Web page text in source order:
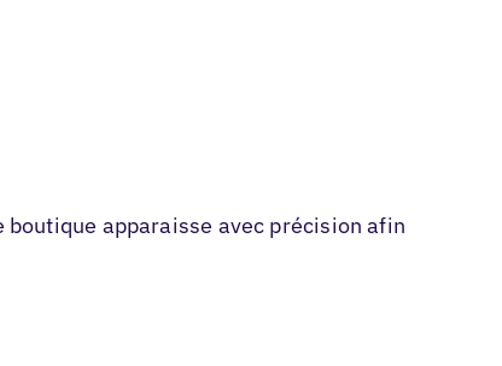
apparaisse avec précision afin